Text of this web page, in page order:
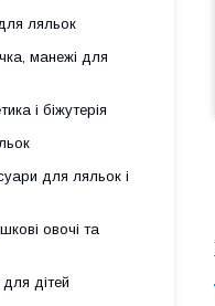
ляльок
манежі для
і біжутерія
для ляльок і
овочі та
для дітей